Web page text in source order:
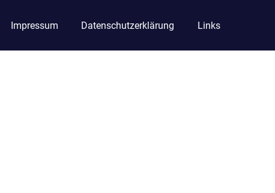
Impressum Datenschutzerklärung Links